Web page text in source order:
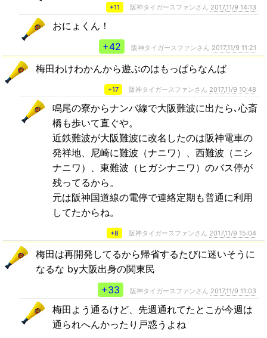
+11 阪神タイガースファンさん 2017,11/9 14:13
おにょくん！
+42
阪神タイガースファンさん 2017,11/9 11:21
梅田わけわかんから遊ぶのはもっぱらなんば
+17 阪神タイガースファンさん 2017,11/9 10:48
鳴尾の寮からナンバ線で大阪難波に出たら､心斎
橋も歩いて直ぐや。
近鉄難波が大阪難波に改名したのは阪神電車の
発祥地、尼崎に難波（ナニワ）、西難波（ニシ
ナニワ）、東難波（ヒガシナニワ）のバス停が
残ってるから。
元は阪神国道線の電停で連絡定期も普通に利用
してたからね。
+8 阪神タイガースファンさん 2017,11/9 15:04
梅田は再開発してるから帰省するたびに迷いそうに
なるな by大阪出身の関東民
+33
阪神タイガースファンさん 2017,11/9 11:03
梅田よう通るけど、先週通れてたとこが今週は
通られへんかったり戸惑うよね